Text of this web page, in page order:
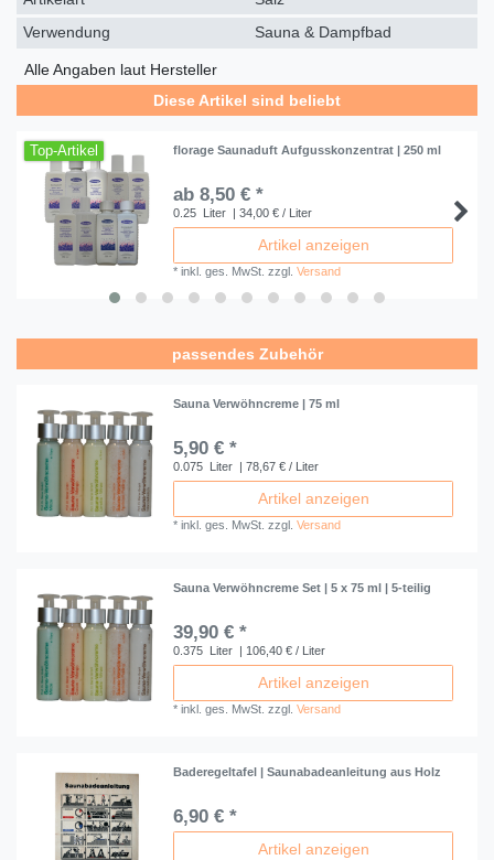
Verwendung
Sauna & Dampfbad
Alle Angaben laut Hersteller
Diese Artikel sind beliebt
Top-Artikel florage Saunaduft Aufgusskonzentrat | 250 ml
ab 8,50 € *
0.25 Liter | 34,00 € / Liter
Artikel anzeigen
*inkl. ges. MwSt. zzgl.Versand
passendes Zubehör
Sauna Verwöhncreme | 75 ml
5,90 € *
0.075 Liter | 78,67 € / Liter
Artikel anzeigen
*inkl. ges. MwSt. zzgl.Versand
Sauna Verwöhncreme Set | 5 x 75 ml | 5-teilig
39,90 € *
0.375 Liter | 106,40 € / Liter
Artikel anzeigen
*inkl. ges. MwSt. zzgl.Versand
Baderegeltafel | Saunabadeanleitung aus Holz
6,90 € *
Artikel anzeigen